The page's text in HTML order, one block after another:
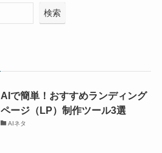
検索
AIで簡単！おすすめランディング
ページ（LP）制作ツール3選
AIネタ